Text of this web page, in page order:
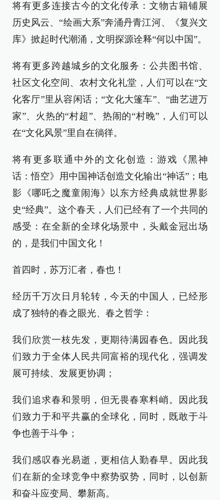
将有更多连接古今的文化传承：文物古籍铺展
历史风云、“绘画大系”奔涌丹青江河、《复兴文
库》掀起时代潮涌，文明探源诠释“何以中国”。
将有更多跨越城乡的文化服务：公共图书馆、
社区文化空间、农村文化礼堂，人们可以在“文
化客厅”里从容闲话；“文化大篷车”、“曲艺进万
家”、火热的“村超”、热闹的“村晚”，人们可以
在“文化风景”里自在徜徉。
将有更多联通中外的文化创造：游戏《黑神
话：悟空》用中国神话创造文化输出“神话”；电
影《哪吒之魔童闹海》以东方经典成就世界影
史“经典”。这个春天，人们已经有了一个共同的
感受：在全新的全球化场景中，头戴金冠出场
的，是我们中国文化！
首四时，苏万汇者，春也！
经历千万次日月轮转，今天的中国人，已经形
成了独特的春之眼光、春之哲学：
我们欣赏一枝先发，更期待满园春色。因此我
们致力于全体人民共同富裕的现代化，强调发
展可持续、发展更协调；
我们追求春和景明，但无畏春寒料峭。因此我
们致力于和平共赢的全球化，同时，既敢于斗
争也善于斗争；
我们感叹春光易逝，更相信人勤春早。因此我
们在新的全球竞争中察势驭势，同时，以创新
和奋斗应变局、攀新高。